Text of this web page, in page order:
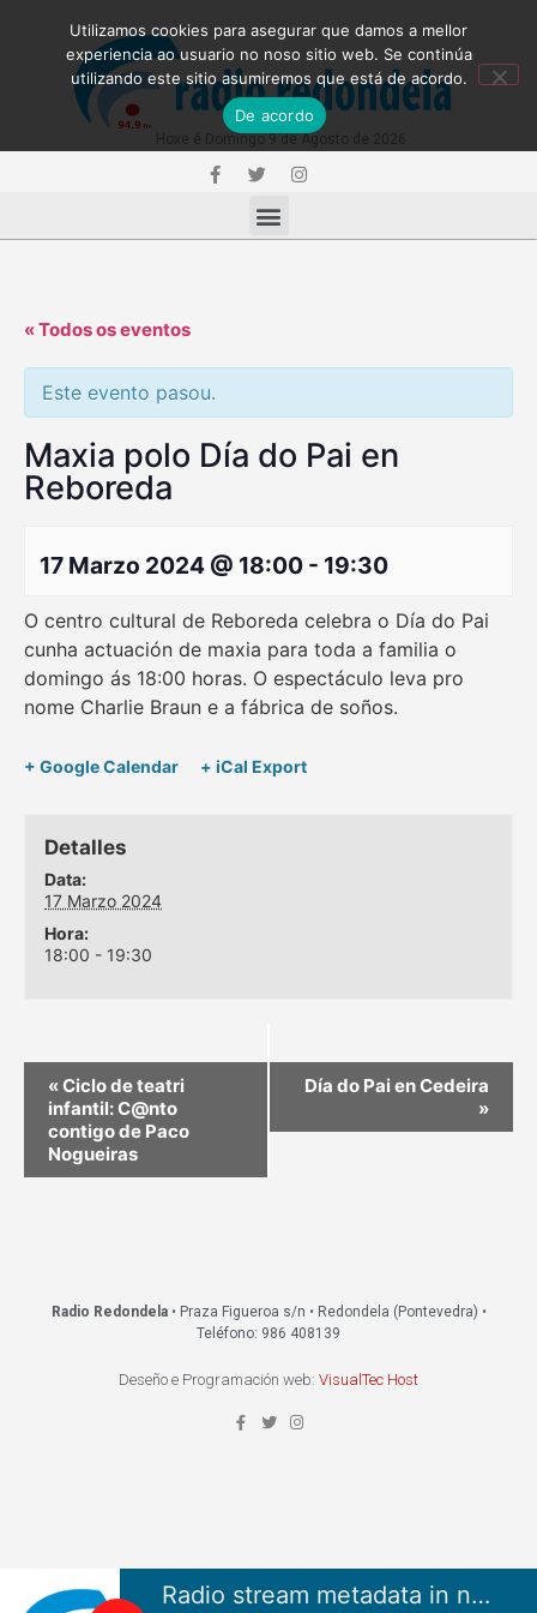
« Todos os eventos
Este evento pasou.
Maxia polo Día do Pai en
Reboreda
17 Marzo 2024 @ 18:00 - 19:30
O centro cultural de Reboreda celebra o Día do Pai
cunha actuación de maxia para toda a familia o
domingo ás 18:00 horas. O espectáculo leva pro
nome Charlie Braun e a fábrica de soños.
+ Google Calendar + iCal Export
Detalles
Data:
17 Marzo 2024
Hora:
18:00 - 19:30
«Ciclo de teatri
infantil: C@nto
contigo de Paco
Nogueiras
Día do Pai en Cedeira
»
Radio Redondela• Praza Figueroa s/n • Redondela (Pontevedra) •
Teléfono: 986 408139
Deseño e Programación web: VisualTec Host
Utilizamos cookies para asegurar que damos a mellor
experiencia ao usuario no noso sitio web. Se continúa
utilizando este sitio asumiremos que está de acordo.
De acordo
Radio stream metadata in not available.